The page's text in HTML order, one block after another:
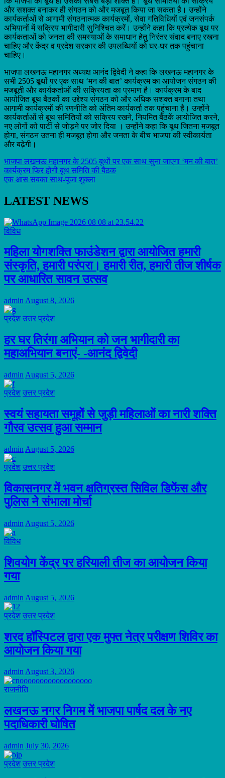
और सशक्त बनाकर ही संगठन को और मजबूत किया जा सकता है। उन्होंने
कार्यकर्ताओं से आगामी संगठनात्मक कार्यक्रमों, सेवा गतिविधियों एवं जनसंपर्क
अभियानों में सक्रिय भागीदारी सुनिश्चित करें। उन्होंने कहा कि प्रत्येक बूथ पर
कार्यकताओं को जनता की समस्याओं के समाधान हेतु निरंतर संवाद बनाए रखना
चाहिए और केंद्र व प्रदेश सरकार की उपलब्धियों को घर-घर तक पहुंचाना
चाहिए।
भाजपा लखनऊ महानगर अध्यक्ष आनंद द्विवेदी ने कहा कि लखनऊ महानगर के
सभी 2505 बूथों पर एक साथ ‘मन की बात’ कार्यक्रम का आयोजन संगठन की
मजबूती और कार्यकर्ताओं की सक्रियता का प्रमाण है। कार्यक्रम के बाद
आयोजित बूथ बैठकों का उद्देश्य संगठन को और अधिक सशक्त बनाना तथा
आगामी कार्यक्रमों की रणनीति को अंतिम कार्यकर्ता तक पहुंचाना है। उन्होंने
कार्यकर्ताओं से बूथ समितियों को सक्रिय रखने, नियमित बैठकें आयोजित करने,
नए लोगों को पार्टी से जोड़ने पर जोर दिया । उन्होंने कहा कि बूथ जितना मजबूत
होगा, संगठन उतना ही मजबूत होगा और जनता के बीच भाजपा की स्वीकार्यता
और बढ़ेगी।
Post
navigation
भाजपा लखनऊ महानगर के 2505 बूथों पर एक साथ सुना जाएगा ‘मन की बात’
कार्यक्रम फिर होगी बूथ समिति की बैठक
एक आस सबका साथ-पूजा शुक्ला
LATEST NEWS
विविध
महिला योगशक्ति फाउंडेशन द्वारा आयोजित हमारी
संस्कृति, हमारी परंपरा। हमारी रीत, हमारी तीज शीर्षक
पर आधारित सावन उत्सव
admin August 8, 2026
प्रदेश उत्तर प्रदेश
हर घर तिरंगा अभियान को जन भागीदारी का
महाअभियान बनाएं- -आनंद द्विवेदी
admin August 5, 2026
प्रदेश उत्तर प्रदेश
स्वयं सहायता समूहों से जुड़ी महिलाओं का नारी शक्ति
गौरव उत्सव हुआ सम्मान
admin August 5, 2026
प्रदेश उत्तर प्रदेश
विकासनगर में भवन क्षतिग्रस्त सिविल डिफेंस और
पुलिस ने संभाला मोर्चा
admin August 5, 2026
विविध
शिवयोग केंद्र पर हरियाली तीज का आयोजन किया
गया
admin August 5, 2026
प्रदेश उत्तर प्रदेश
शरद हॉस्पिटल द्वारा एक मुफ्त नेत्र परीक्षण शिविर का
आयोजन किया गया
adminAugust 3, 2026
राजनीति
लखनऊ नगर निगम में भाजपा पार्षद दल के नए
पदाधिकारी घोषित
admin July 30, 2026
प्रदेश उत्तर प्रदेश